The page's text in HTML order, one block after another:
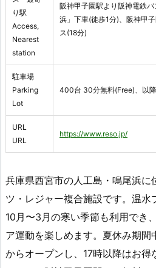
り駅
Access,
Nearest
station
阪神甲子園駅より阪神電鉄
浜」下車(徒歩1分)、阪神甲
ス(18分)
駐車場
Parking
Lot
400台 30分無料(Free)、以
URL
URL
https://www.reso.jp/
兵庫県西宮市の人工島・鳴尾浜に
ツ・レジャー複合施設です。温水
10月〜3月の寒い季節も利用でき
ア運動を楽しめます。夏休み期
からオープンし、17時以降はお得